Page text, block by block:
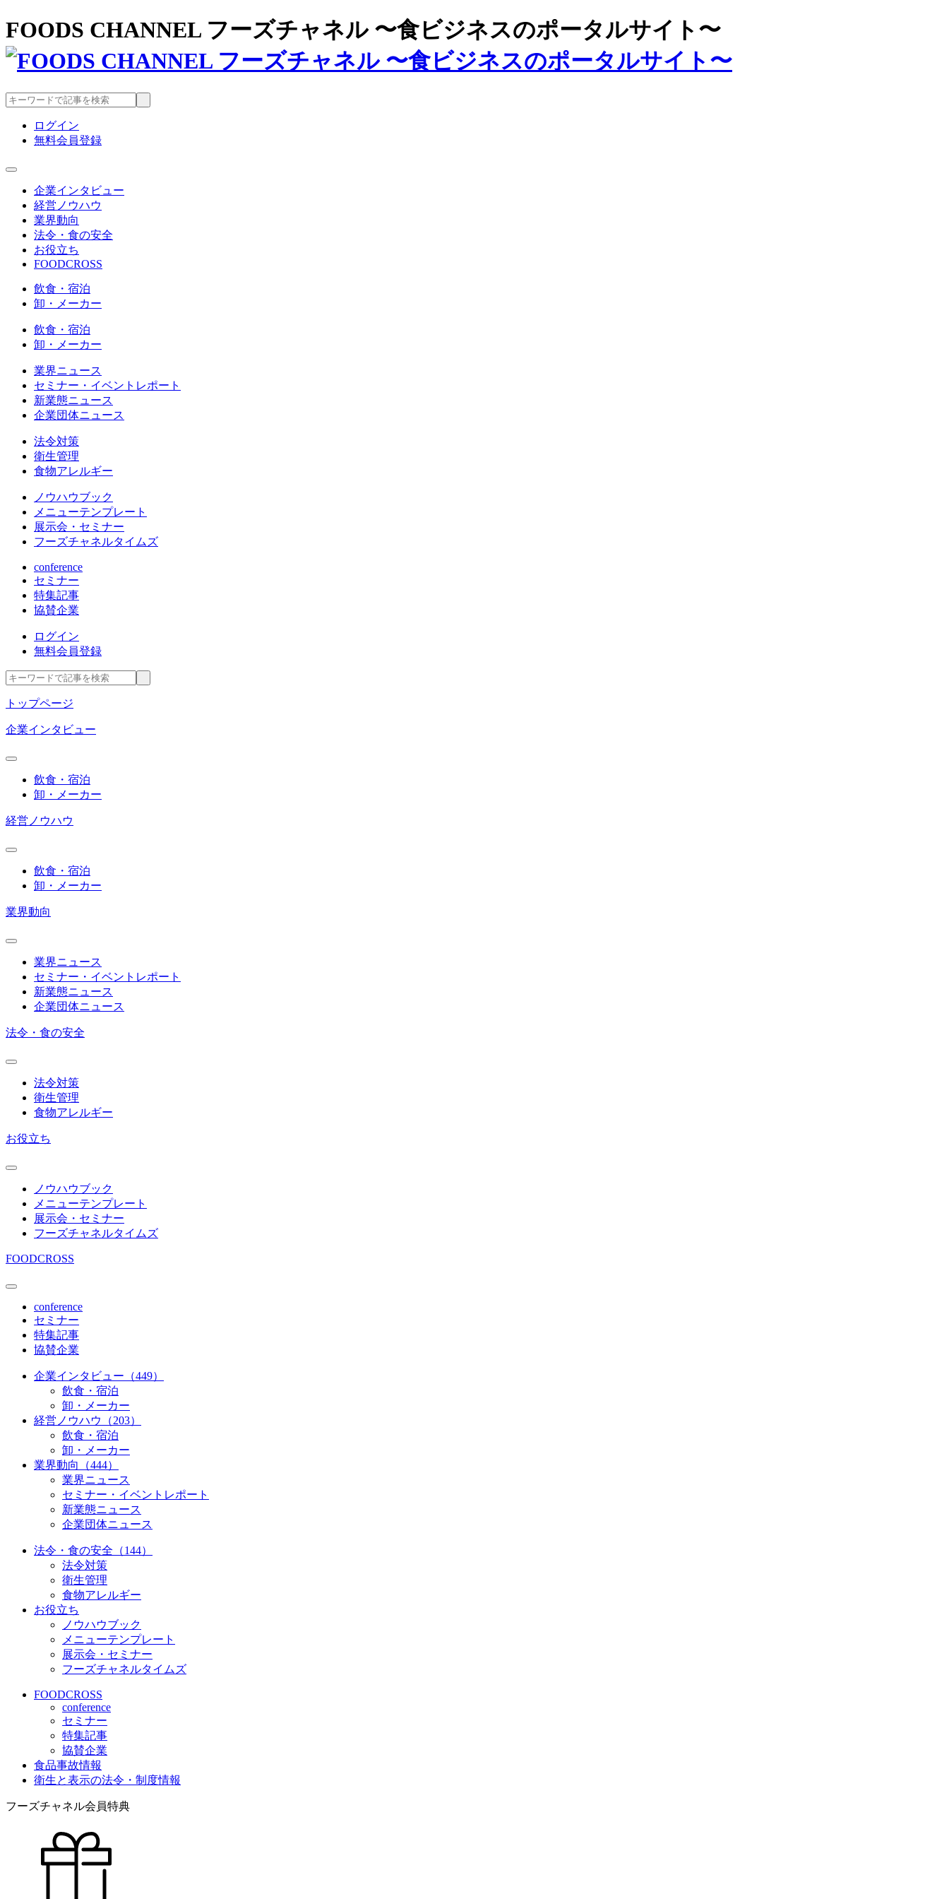
FOODS CHANNEL フーズチャネル 〜食ビジネスのポータルサイト〜
ログイン
無料会員登録
企業インタビュー
経営ノウハウ
業界動向
法令・食の安全
お役立ち
FOODCROSS
飲食・宿泊
卸・メーカー
飲食・宿泊
卸・メーカー
業界ニュース
セミナー・イベントレポート
新業態ニュース
企業団体ニュース
法令対策
衛生管理
食物アレルギー
ノウハウブック
メニューテンプレート
展示会・セミナー
フーズチャネルタイムズ
conference
セミナー
特集記事
協賛企業
ログイン
無料会員登録
トップページ
企業インタビュー
飲食・宿泊
卸・メーカー
経営ノウハウ
飲食・宿泊
卸・メーカー
業界動向
業界ニュース
セミナー・イベントレポート
新業態ニュース
企業団体ニュース
法令・食の安全
法令対策
衛生管理
食物アレルギー
お役立ち
ノウハウブック
メニューテンプレート
展示会・セミナー
フーズチャネルタイムズ
FOODCROSS
conference
セミナー
特集記事
協賛企業
企業インタビュー（449）
飲食・宿泊
卸・メーカー
経営ノウハウ（203）
飲食・宿泊
卸・メーカー
業界動向（444）
業界ニュース
セミナー・イベントレポート
新業態ニュース
企業団体ニュース
法令・食の安全（144）
法令対策
衛生管理
食物アレルギー
お役立ち
ノウハウブック
メニューテンプレート
展示会・セミナー
フーズチャネルタイムズ
FOODCROSS
conference
セミナー
特集記事
協賛企業
食品事故情報
衛生と表示の法令・制度情報
フーズチャネル会員特典